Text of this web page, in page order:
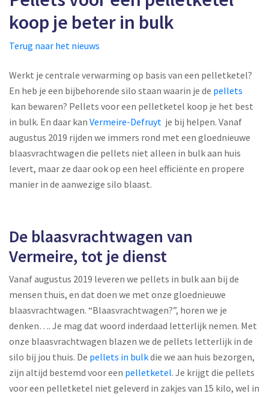
koop je beter in bulk
Terug naar het nieuws
Werkt je centrale verwarming op basis van een pelletketel?
En heb je een bijbehorende silo staan waarin je de pellets
kan bewaren? Pellets voor een pelletketel koop je het best
in bulk. En daar kan Vermeire-Defruyt je bij helpen. Vanaf
augustus 2019 rijden we immers rond met een gloednieuwe
blaasvrachtwagen die pellets niet alleen in bulk aan huis
levert, maar ze daar ook op een heel efficiënte en propere
manier in de aanwezige silo blaast.
De blaasvrachtwagen van
Vermeire, tot je dienst
Vanaf augustus 2019 leveren we pellets in bulk aan bij de
mensen thuis, en dat doen we met onze gloednieuwe
blaasvrachtwagen. “Blaasvrachtwagen?”, horen we je
denken…. Je mag dat woord inderdaad letterlijk nemen. Met
onze blaasvrachtwagen blazen we de pellets letterlijk in de
silo bij jou thuis. De pellets in bulkdie we aan huis bezorgen,
zijn altijd bestemd voor een pelletketel. Je krijgt die pellets
voor een pelletketel niet geleverd in zakjes van 15 kilo, wel in